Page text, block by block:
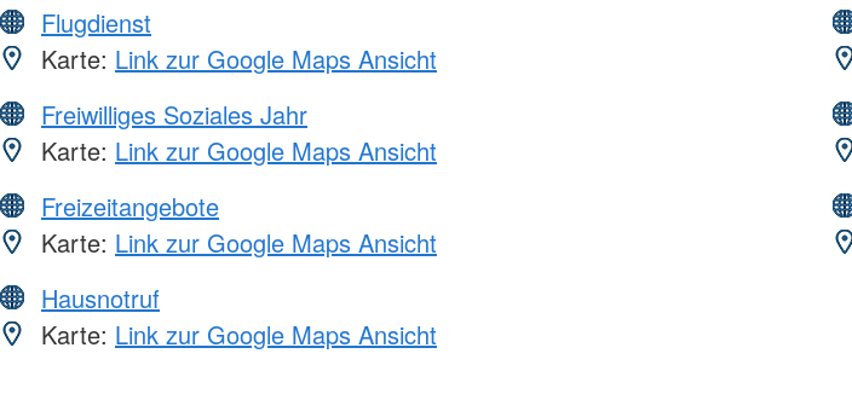
Flugdienst
Karte: Link zur Google Maps Ansicht
Freiwilliges Soziales Jahr
Karte: Link zur Google Maps Ansicht
Freizeitangebote
Karte: Link zur Google Maps Ansicht
Hausnotruf
Karte: Link zur Google Maps Ansicht